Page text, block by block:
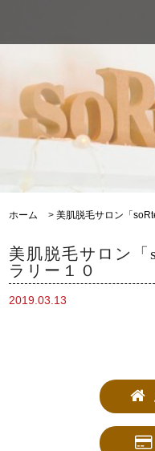
ホーム >美肌脱毛サロン「
美肌脱毛サロン「
ラリー１０
2019.03.13